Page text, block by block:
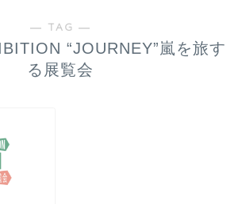
― TAG ―
“JOURNEY”嵐を旅す
る展覧会